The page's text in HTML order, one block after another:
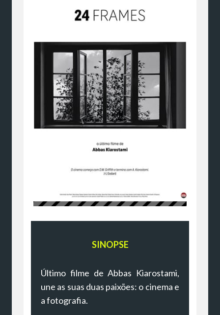
SINOPSE
Último filme de Abbas Kiarostami,
une as suas duas paixões: o cinema e
a fotografia.